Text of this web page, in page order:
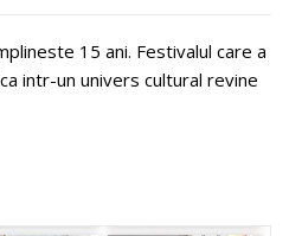
15 ani. Festivalul care a
intr-un univers cultural revine